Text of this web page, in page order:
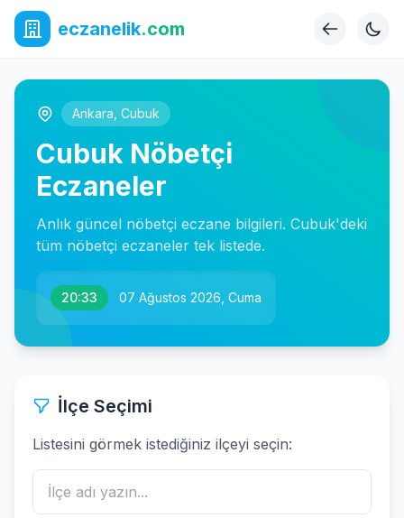
eczanelik.com
Ankara Cubuk
Cubuk Nöbetçi
Eczaneler
Anlık güncel nöbetçi eczane bilgileri. Cubuk'deki
tüm nöbetçi eczaneler tek listede.
20:33 07 Ağustos 2026, Cuma
İlçe Seçimi
Listesini görmek istediğiniz ilçeyi seçin: